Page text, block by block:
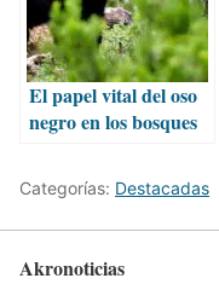
El papel vital del oso
negro en los bosques
Categorías: Destacadas
Akronoticias